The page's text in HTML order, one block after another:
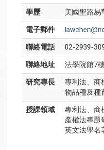
學歷
美國聖路易
電子郵件
聯絡電話
02-2939-
聯絡地址
法學院館7
研究專長
專利法、商
物品種及種
授課領域
專利法、商
產權法專題
英文法學名